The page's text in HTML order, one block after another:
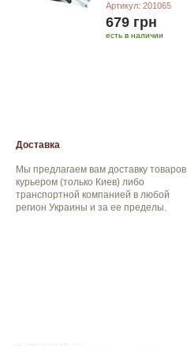
Артикул: 201065
679 грн
есть в наличии
Доставка
Мы предлагаем вам доставку товаров
курьером (только Киев) либо
транспортной компанией в любой
регион Украины и за ее пределы.